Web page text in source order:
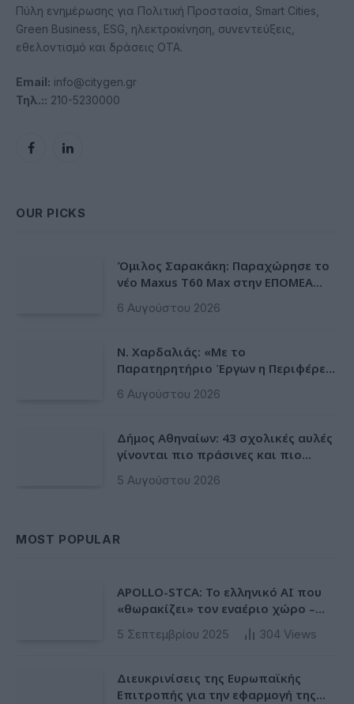
Πύλη ενημέρωσης για Πολιτική Προστασία, Smart Cities,
Green Business, ESG, ηλεκτροκίνηση, συνεντεύξεις,
εθελοντισμό και δράσεις ΟΤΑ.
Email: info@citygen.gr
Τηλ.:: 210-5230000
FacebookLinkedIn
OUR PICKS
Όμιλος Σαρακάκη: Παραχώρησε το
νέο Maxus T60 Max στην ΕΠΟΜΕΑ
6 Αυγούστου 2026
Ν. Χαρδαλιάς: «Με το
Παρατηρητήριο Έργων η Περιφέρεια
ψηφιακό εργαλείο λογοδοσίας»
6 Αυγούστου 2026
Δήμος Αθηναίων: 43 σχολικές αυλές
γίνονται πιο πράσινες και πιο
5 Αυγούστου 2026
MOST POPULAR
APOLLO-STCA: Το ελληνικό AI που
«θωρακίζει» τον εναέριο χώρο –
Φως στην έλλειψη ασφάλειας στα
αεροδρόμια
5 Σεπτεμβρίου 2025 304 Views
Διευκρινίσεις της Ευρωπαϊκής
Επιτροπής για την εφαρμογή της